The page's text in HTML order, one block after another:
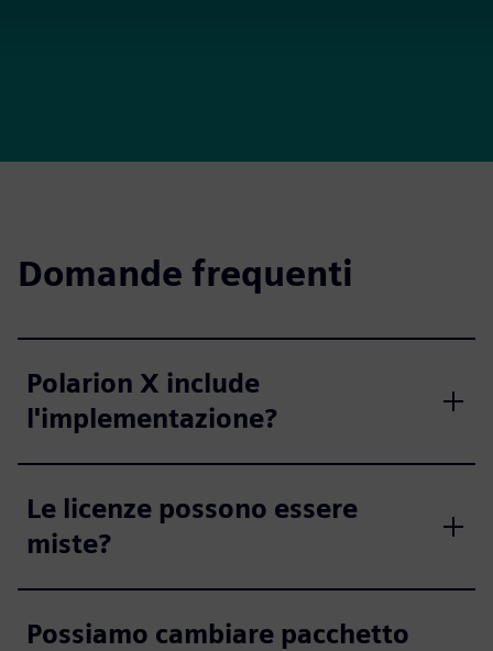
Domande frequenti
Polarion X include
l'implementazione?
Le licenze possono essere
miste?
Possiamo cambiare pacchetto